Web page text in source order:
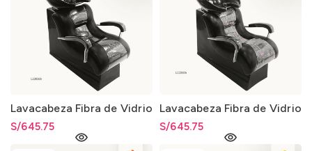
Lavacabeza Fibra de Vidrio
S/645.75
Lavacabeza Fibra de Vidrio
S/645.75